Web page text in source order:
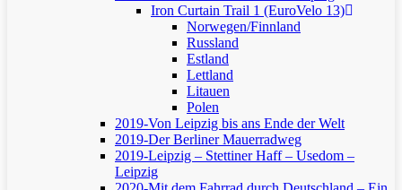
Iron Curtain Trail 1 (EuroVelo 13)
Norwegen/Finnland
Russland
Estland
Lettland
Litauen
Polen
2019-Von Leipzig bis ans Ende der Welt
2019-Der Berliner Mauerradweg
2019-Leipzig – Stettiner Haff – Usedom –
Leipzig